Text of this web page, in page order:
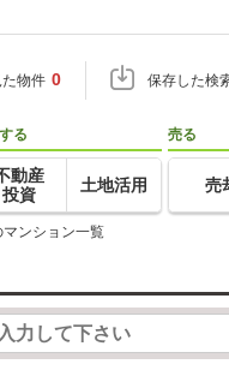
物件 0 保存した検
る
動産
投資
土地活用
売る
売
ンション一覧